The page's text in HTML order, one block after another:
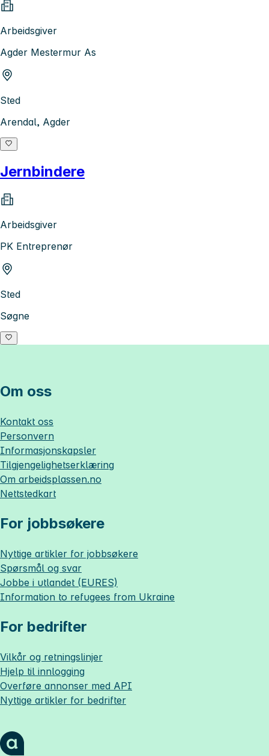
Arbeidsgiver
Agder Mestermur As
Sted
Arendal, Agder
Jernbindere
Arbeidsgiver
PK Entreprenør
Sted
Søgne
Om oss
Kontakt oss
Personvern
Informasjonskapsler
Tilgjengelighetserklæring
Om arbeidsplassen.no
Nettstedkart
For jobbsøkere
Nyttige artikler for jobbsøkere
Spørsmål og svar
Jobbe i utlandet (EURES)
Information to refugees from Ukraine
For bedrifter
Vilkår og retningslinjer
Hjelp til innlogging
Overføre annonser med API
Nyttige artikler for bedrifter